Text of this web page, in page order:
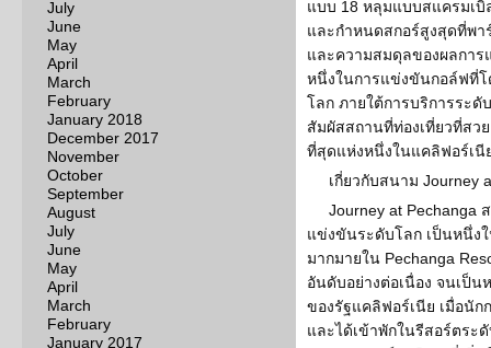
July
June
May
April
March
February
January 2018
December 2017
November
October
September
August
July
June
May
April
March
February
January 2017
แบบ 18 หลุมแบบสแครมเบิ
และกำหนดสกอร์สูงสุดที่พา
และความสมดุลของผลการ
หนึ่งในการแข่งขันกอล์ฟที่
โลก ภายใต้การบริการระดั
สัมผัสสถานที่ท่องเที่ยวที่สว
ที่สุดแห่งหนึ่งในแคลิฟอร์เนี
เกี่ยวกับสนาม Journey
Journey at Pechanga
แข่งขันระดับโลก เป็นหนึ่ง
มากมายใน Pechanga
อันดับอย่างต่อเนื่อง จนเป็
ของรัฐแคลิฟอร์เนีย เมื่อนั
และได้เข้าพักในรีสอร์ตระ